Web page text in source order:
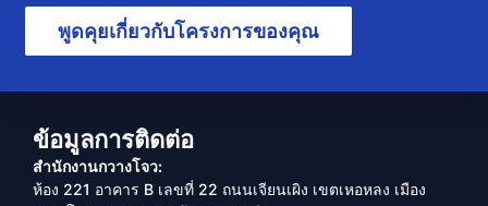
พูดคุยเกี่ยวกับโครงการของคุณ
ข้อมูลการติดต่อ
สำนักงานกวางโจว:
ห้อง 221 อาคาร B เลขที่ 22 ถนนเจียนเผิง เขตเหอหลง เมือง